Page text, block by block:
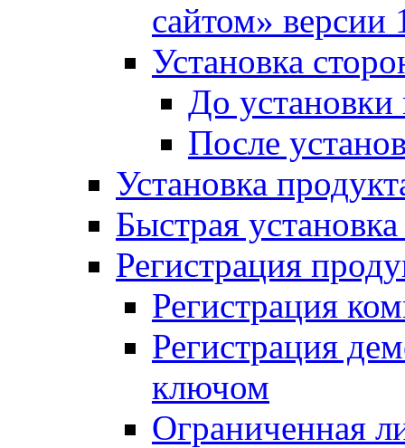
сайтом»
Установка
До установки
После
Установка
Быстрая
Регистрация
Регистрация
Регистрация
ключом
Ограниченная